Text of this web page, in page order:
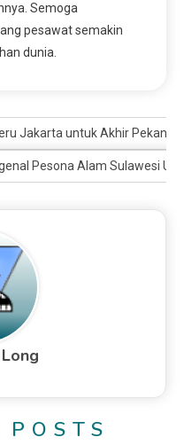
Semoga
pesawat semakin
dunia.
Jakarta untuk Akhir Pekan
Pesona Alam Sulawesi